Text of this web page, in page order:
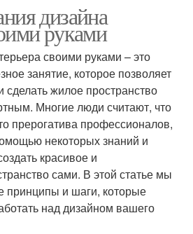
дизайна
руками
своими руками – это
занятие, которое позволяет
сделать жилое пространство
Многие люди считают, что
прерогатива профессионалов,
некоторых знаний и
красивое и
сами. В этой статье мы
принципы и шаги, которые
над дизайном вашего